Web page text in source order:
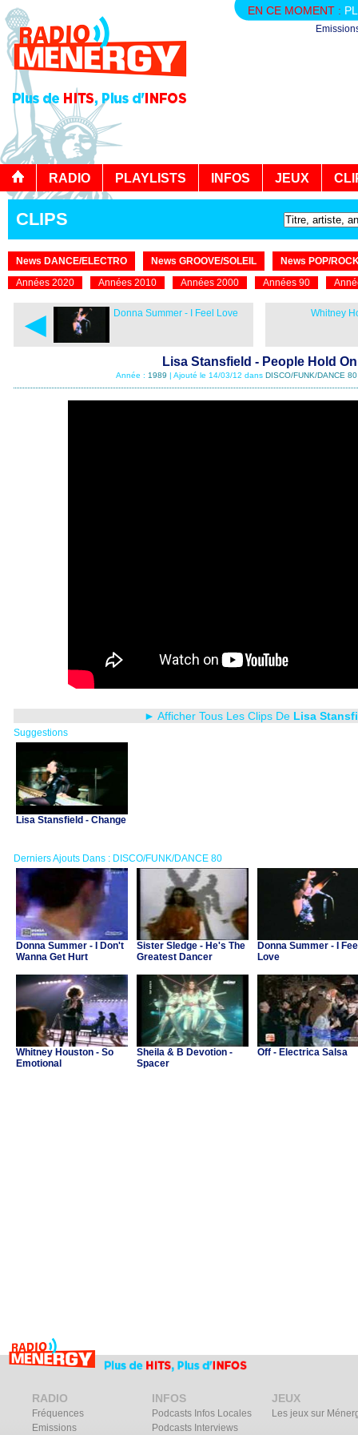
EN CE MOMENT :
RADIO PLAYLISTS INFOS JEUX
CLIPS
News DANCE/ELECTRO News GROOVE/SOLEIL
News POP/
Années 2020
Années 2010 Années 2000 Années 90
◄ Donna Summer - I Feel Love Whitney
Lisa Stansfield - People Hold On
Année : 1989 | Ajouté le 14/03/12 dans DISCO/FUNK/DANCE 80
► Afficher Tous Les Clips De Lisa
Suggestions
Lisa Stansfield - Change
Derniers Ajouts Dans : DISCO/FUNK/DANCE 80
Donna Summer - I Don't
Wanna Get Hurt
Sister Sledge - He's The
Greatest Dancer
Donna Summer - I
Love
Whitney Houston - So
Emotional
Sheila & B Devotion -
Spacer
Off - Electrica Salsa
RADIO
Fréquences
Emissions
INFOS
Podcasts Infos Locales
Podcasts Interviews
JEUX
Les jeux sur